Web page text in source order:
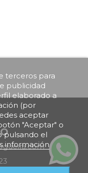
terceros para
publicidad
elaborado a
(por
aceptar
"Aceptar" o
pulsando el
información